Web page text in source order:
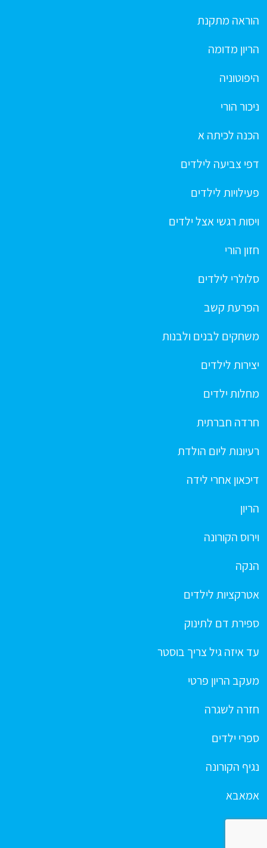
הוראה מתקנת
הריון מדומה
היפוטוניה
ניכור הורי
הכנה לכיתה א
דפי צביעה לילדים
פעילויות לילדים
ויסות רגשי אצל ילדים
חזון הורי
סלולרי לילדים
הפרעת קשב
משחקים לבנים ולבנות
יצירות לילדים
מחלות ילדים
חרדה חברתית
רעיונות ליום הולדת
דיכאון אחרי לידה
הריון
וירוס הקורונה
הנקה
אטרקציות לילדים
ספירת דם לתינוק
עד איזה גיל צריך בוסטר
מעקב הריון פרטי
חזרה לשגרה
ספרי ילדים
נגיף הקורונה
אמאבא